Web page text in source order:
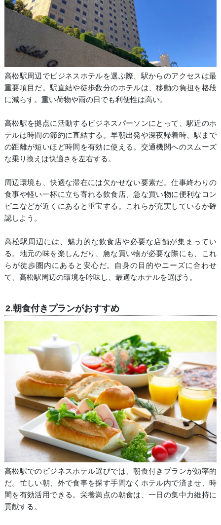
高松駅周辺でビジネスホテルを選ぶ際、駅からのアクセスは最
重要項目だ。駅直結や徒歩数分のホテルは、移動の負担を格段
に減らす。重い荷物や雨の日でも利便性は高い。
高松駅を拠点に活動するビジネスパーソンにとって、駅近のホ
テルは時間の節約に直結する。早朝出発や深夜帰着時、駅まで
の距離が短いほど時間を有効に使える。交通機関へのスムーズ
な乗り換えは快適さを左右する。
周辺環境も、快適な滞在には欠かせない要素だ。仕事終わりの
食事や軽い一杯に立ち寄れる飲食店、急な買い物に便利なコン
ビニなどが近くにあると重宝する。これらが充実しているか確
認しよう。
高松駅周辺には、魅力的な飲食店や必要な店舗が集まってい
る。地元の味を楽しんだり、急な買い物が必要な際にも、これ
らが徒歩圏内にあると安心だ。自身の目的やニーズに合わせ
て、高松駅周辺の環境を吟味し、最適なホテルを選ぼう。
2.朝食付きプランがおすすめ
高松駅でのビジネスホテル選びでは、朝食付きプランが効率的
だ。忙しい朝、外で食事を探す手間なくホテル内で済ませ、時
間を有効活用できる。栄養満点の朝食は、一日の集中力維持に
貢献する。